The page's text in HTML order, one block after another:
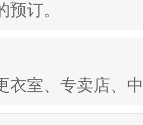
订。
衣室、专卖店、